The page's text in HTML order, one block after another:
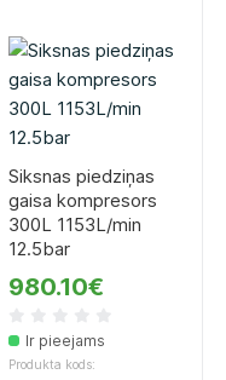
Siksnas piedziņas
gaisa kompresors
300L 1153L/min
12.5bar
980.10€
Ir pieejams
Produkta kods: